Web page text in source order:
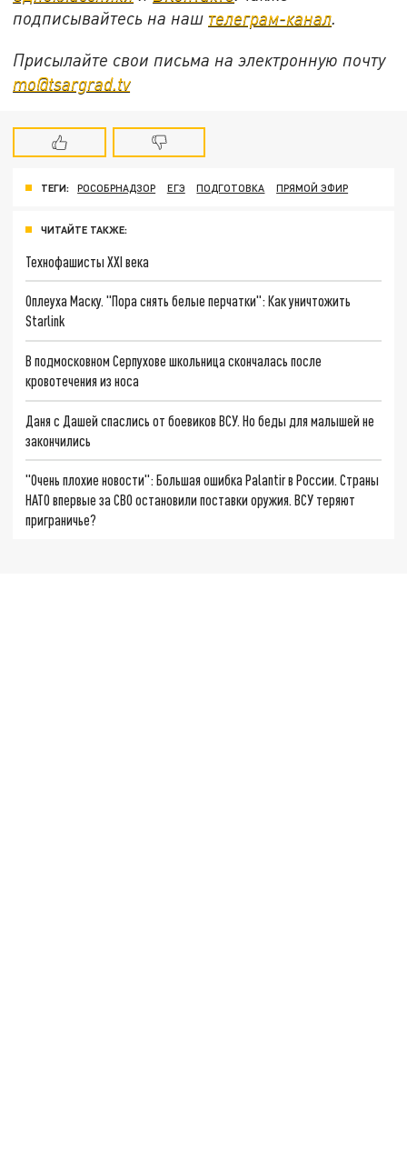
подписывайтесь на наш телеграм-канал.
Присылайте свои письма на электронную почту
mo@tsargrad.tv
ТЕГИ: РОСОБРНАДЗОР ЕГЭ ПОДГОТОВКА ПРЯМОЙ ЭФИР
ЧИТАЙТЕ ТАКЖЕ:
Технофашисты XXI века
Оплеуха Маску. "Пора снять белые перчатки": Как уничтожить
Starlink
В подмосковном Серпухове школьница скончалась после
кровотечения из носа
Даня с Дашей спаслись от боевиков ВСУ. Но беды для малышей не
закончились
"Очень плохие новости": Большая ошибка Palantir в России. Страны
НАТО впервые за СВО остановили поставки оружия. ВСУ теряют
приграничье?